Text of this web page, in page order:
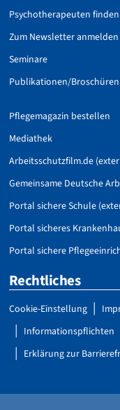
Psychotherapeuten finden
Zum Newsletter anmelden
Seminare
Publikationen/Broschüren
Pflegemagazin bestellen
Mediathek
Arbeitsschutzfilm.de
Gemeinsame Deutsche
Portal sichere Schule
Portal sicheres
Portal sichere
Rechtliches
Cookie-Einstellung
Informationspflichten
Erklärung zur